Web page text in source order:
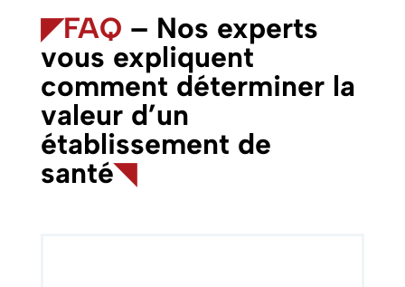
◤FAQ – Nos experts
vous expliquent
comment déterminer la
valeur d’un
établissement de
santé◥